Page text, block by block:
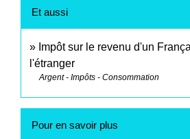
Et aussi
Impôt sur le revenu d'un
l'étranger
Argent - Impôts - Consommation
Pour en savoir plus